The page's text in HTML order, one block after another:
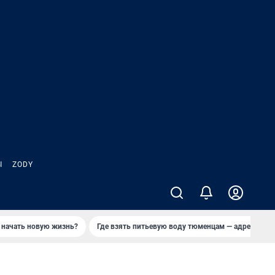
ZODY
начать новую жизнь? Где взять питьевую воду тюменцам — адреса